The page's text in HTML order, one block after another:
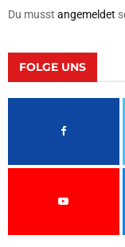
Du musst angemeldet
FOLGE UNS